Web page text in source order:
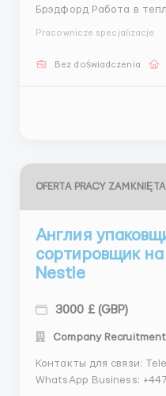
Брэдфорд Работа в теплицах Берём мужчин и
контракту Проживание рядом с работой
Pracownicze specjalizacje
Bez doświadczenia
OFERTA PRACY ZAMKNIĘTA
Англия
сортировщик
Nestle
3000 £ (GBP)
Company
Контакты для связи:
WhatsApp Business: